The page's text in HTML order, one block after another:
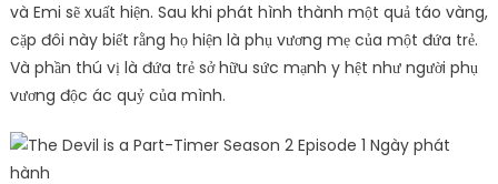
và Emi sẽ xuất hiện. Sau khi phát hình thành một quả táo vàng,
cặp đôi này biết rằng họ hiện là phụ vương mẹ của một đứa trẻ.
Và phần thú vị là đứa trẻ sở hữu sức mạnh y hệt như người phụ
vương độc ác quỷ của mình.